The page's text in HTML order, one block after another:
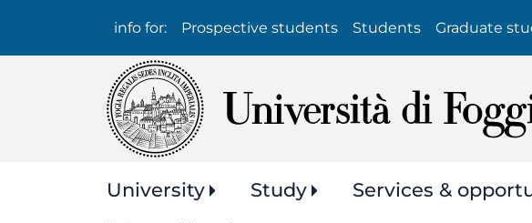
Info
per:
info for: Prospective students Students Graduate
Navigazione
University Study Services &